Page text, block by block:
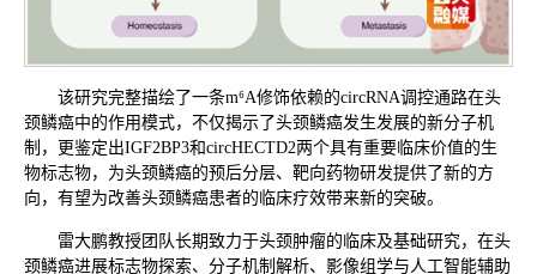
该研究完整描绘了一条m⁶A修饰依赖的circRNA调控通路在头
颈鳞癌中的作用模式，不仅揭示了头颈鳞癌发生发展的新分子机
制，更鉴定出IGF2BP3和circHECTD2两个具有重要临床价值的生
物标志物，为头颈鳞癌的预后分层、靶向药物研发提供了新的方
向，有望为改善头颈鳞癌患者的临床疗效带来新的突破。
雷大鹏教授团队长期致力于头颈肿瘤的临床及基础研究，在头
颈鳞癌进展标志物探索、分子机制解析、影像组学与人工智能辅助